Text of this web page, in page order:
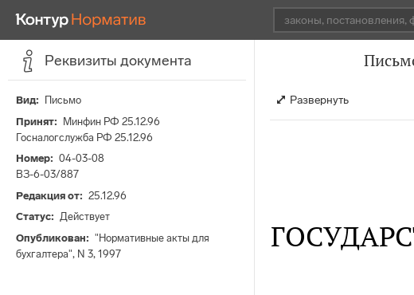
Реквизиты документа
Вид
Письмо
Принят
Минфин РФ 25.12.96
Госналогслужба РФ 25.12.96
Номер
04-03-08
ВЗ-6-03/887
Редакция от
25.12.96
Статус
Действует
Опубликован
"Нормативные акты для
бухгалтера", N 3, 1997
Развернуть